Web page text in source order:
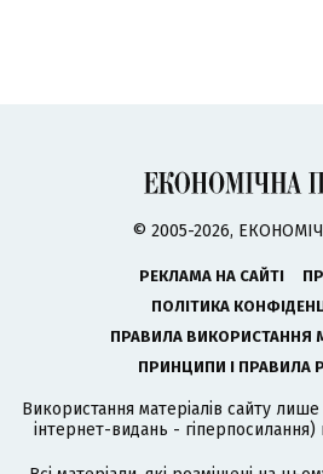
© 2005-2026,
РЕКЛАМА НА САЙТІ
ПОЛІТИКА
ПРАВИЛА ВИКОРИСТАННЯ
ПРИНЦИПИ І ПРАВИЛА
Використання матеріалів сайту
інтернет-видань - гіперпосилання)